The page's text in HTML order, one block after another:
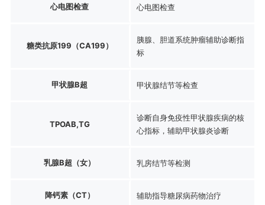
心电图检查 心电图检查
糖类抗原199（CA199）
胰腺、胆道系统肿瘤辅助诊断指
标
甲状腺B超 甲状腺结节等检查
TPOAB,TG
诊断自身免疫性甲状腺疾病的核
心指标，辅助甲状腺炎诊断
乳腺B超（女） 乳房结节等检测
降钙素（CT） 辅助指导糖尿病药物治疗